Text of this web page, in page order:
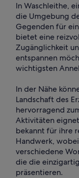
In Waschleithe,
die Umgebung
Gegenden für
bietet eine
Zugänglichkeit
entspannen
wichtigsten
In der Nähe
Landschaft des
hervorragend
Aktivitäten
bekannt für ihre
Handwerk,
verschiedene
die die
präsentieren.